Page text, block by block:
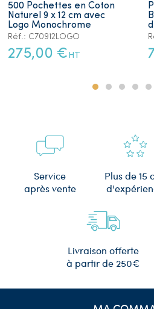
500 Pochettes en Coton
Naturel 9 x 12 cm avec
Logo Monochrome
Réf.: C70912LOGO
275,00 € HT
Service
après vente
Plus de 15
Livraison offerte
à partir de 250€